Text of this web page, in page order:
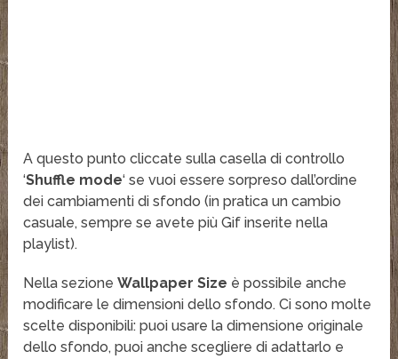
A questo punto cliccate sulla casella di controllo
‘Shuffle mode‘ se vuoi essere sorpreso dall’ordine
dei cambiamenti di sfondo (in pratica un cambio
casuale, sempre se avete più Gif inserite nella
playlist).
Nella sezioneWallpaper Size è possibile anche
modificare le dimensioni dello sfondo. Ci sono molte
scelte disponibili: puoi usare la dimensione originale
dello sfondo, puoi anche scegliere di adattarlo e